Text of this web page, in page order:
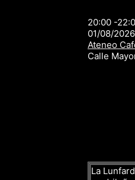
20:00 -
01/08/2026
Ateneo
Calle
La